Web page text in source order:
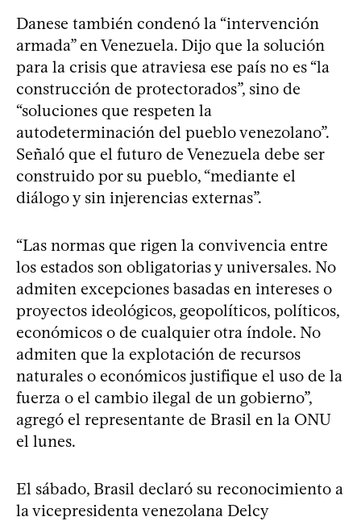
Danese también condenó la “intervención
armada” en Venezuela. Dijo que la solución
para la crisis que atraviesa ese país no es “la
construcción de protectorados”, sino de
“soluciones que respeten la
autodeterminación del pueblo venezolano”.
Señaló que el futuro de Venezuela debe ser
construido por su pueblo, “mediante el
diálogo y sin injerencias externas”.
“Las normas que rigen la convivencia entre
los estados son obligatorias y universales. No
admiten excepciones basadas en intereses o
proyectos ideológicos, geopolíticos, políticos,
económicos o de cualquier otra índole. No
admiten que la explotación de recursos
naturales o económicos justifique el uso de la
fuerza o el cambio ilegal de un gobierno”,
agregó el representante de Brasil en la ONU
el lunes.
El sábado, Brasil declaró su reconocimiento a
la vicepresidenta venezolana Delcy